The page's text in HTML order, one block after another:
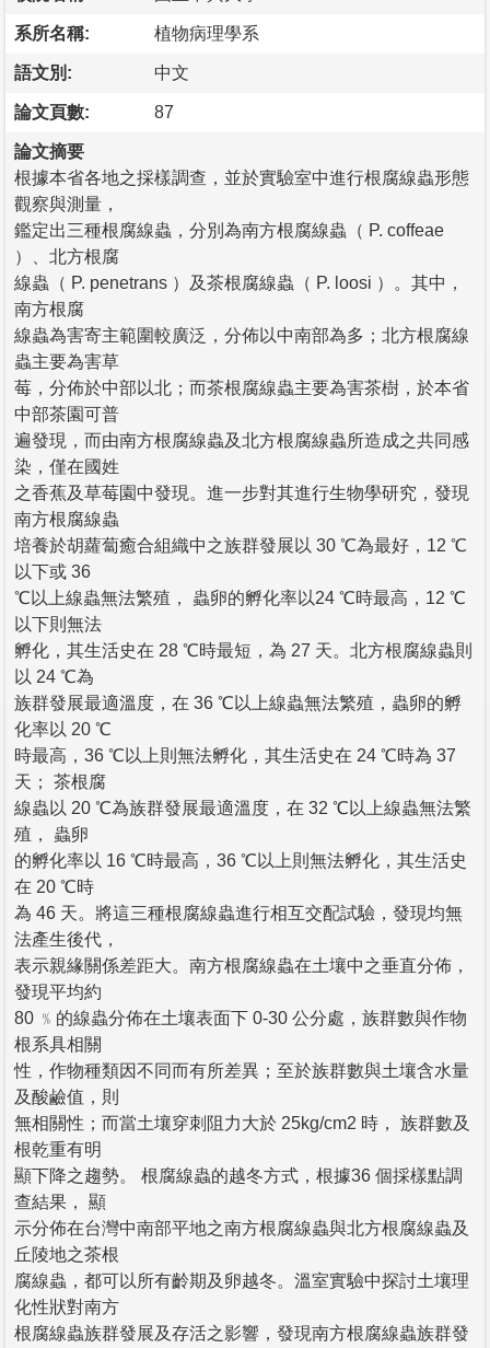
系所名稱: 植物病理學系
語文別: 中文
論文頁數: 87
論文摘要
根據本省各地之採樣調查，並於實驗室中進行根腐線蟲形態
觀察與測量，
鑑定出三種根腐線蟲，分別為南方根腐線蟲（ P. coffeae
）、北方根腐
線蟲（ P. penetrans ）及茶根腐線蟲（ P. loosi ）。其中，
南方根腐
線蟲為害寄主範圍較廣泛，分佈以中南部為多；北方根腐線
蟲主要為害草
莓，分佈於中部以北；而茶根腐線蟲主要為害茶樹，於本省
中部茶園可普
遍發現，而由南方根腐線蟲及北方根腐線蟲所造成之共同感
染，僅在國姓
之香蕉及草莓園中發現。進一步對其進行生物學研究，發現
南方根腐線蟲
培養於胡蘿蔔癒合組織中之族群發展以 30 ℃為最好，12 ℃
以下或 36
℃以上線蟲無法繁殖， 蟲卵的孵化率以24 ℃時最高，12 ℃
以下則無法
孵化，其生活史在 28 ℃時最短，為 27 天。北方根腐線蟲則
以 24 ℃為
族群發展最適溫度，在 36 ℃以上線蟲無法繁殖，蟲卵的孵
化率以 20 ℃
時最高，36 ℃以上則無法孵化，其生活史在 24 ℃時為 37
天； 茶根腐
線蟲以 20 ℃為族群發展最適溫度，在 32 ℃以上線蟲無法繁
殖， 蟲卵
的孵化率以 16 ℃時最高，36 ℃以上則無法孵化，其生活史
在 20 ℃時
為 46 天。將這三種根腐線蟲進行相互交配試驗，發現均無
法產生後代，
表示親緣關係差距大。南方根腐線蟲在土壤中之垂直分佈，
發現平均約
80 ﹪的線蟲分佈在土壤表面下 0-30 公分處，族群數與作物
根系具相關
性，作物種類因不同而有所差異；至於族群數與土壤含水量
及酸鹼值，則
無相關性；而當土壤穿刺阻力大於 25kg/cm2 時， 族群數及
根乾重有明
顯下降之趨勢。 根腐線蟲的越冬方式，根據36 個採樣點調
查結果， 顯
示分佈在台灣中南部平地之南方根腐線蟲與北方根腐線蟲及
丘陵地之茶根
腐線蟲，都可以所有齡期及卵越冬。溫室實驗中探討土壤理
化性狀對南方
根腐線蟲族群發展及存活之影響，發現南方根腐線蟲族群發